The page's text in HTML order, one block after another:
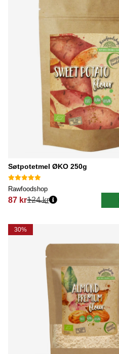
Søtpotetmel ØKO 250g
Rawfoodshop
87 kr
Vanlig pris:
124 kr
30%